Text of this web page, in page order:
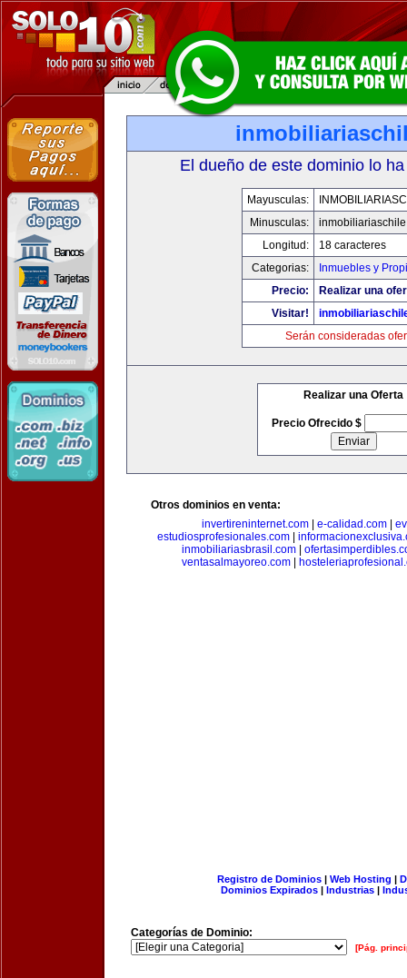
El dueño de este dominio lo
Mayusculas:
Minusculas:
Longitud:
18 caracteres
Categorias:
Inmuebles y
Precio:
Realizar una
Visitar!
Serán consideradas
Realizar una Oferta
Precio Ofrecido $
Otros dominios en venta:
invertireninternet.com| e-calidad.com|
estudiosprofesionales.com|
inmobiliariasbrasil.com
ventasalmayoreo.com
Registro de Dominios| Web Hosting |
Dominios Expirados | Industrias |
Categorías de Dominio:
[Pág.